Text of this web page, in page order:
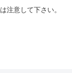
注意して下さい。